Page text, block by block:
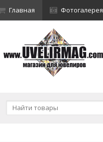
Главная Фотогалерея